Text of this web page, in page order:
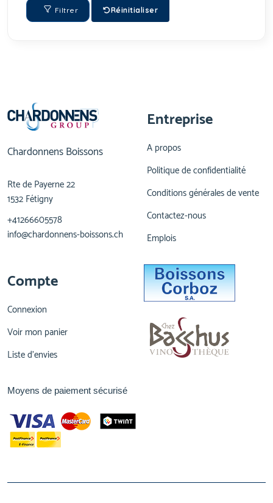
Filtrer Réinitialiser
Chardonnens Boissons
Rte de Payerne 22
1532 Fétigny
+41266605578
info@chardonnens-boissons.ch
Entreprise
A propos
Politique de confidentialité
Conditions générales de vente
Contactez-nous
Emplois
Compte
Connexion
Voir mon panier
Liste d'envies
Moyens de paiement sécurisé